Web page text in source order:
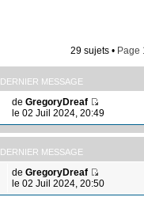
29 sujets • Page
DERNIER MESSAGE
de GregoryDreaf
le 02 Juil 2024, 20:49
DERNIER MESSAGE
de GregoryDreaf
le 02 Juil 2024, 20:50